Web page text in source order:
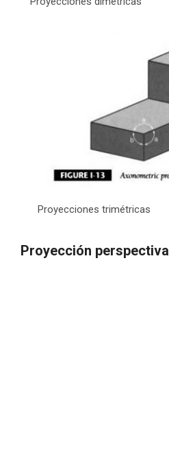
Proyecciones trimétricas
Proyección perspectiva